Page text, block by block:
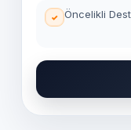
Öncelikli